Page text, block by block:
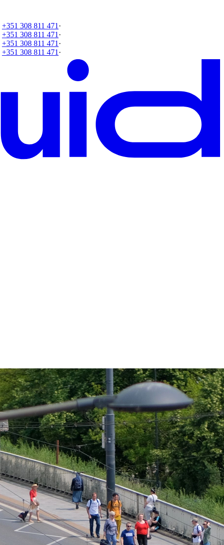
+351 308 811 471 ·
+351 308 811 471 ·
+351 308 811 471 ·
+351 308 811 471 ·